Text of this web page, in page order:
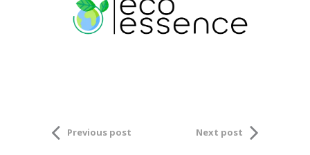
Previous post Next post